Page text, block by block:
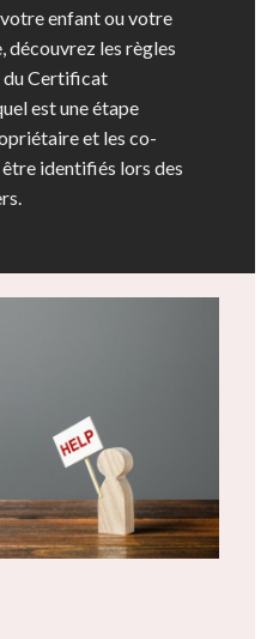
votre enfant ou votre
découvrez les règles
du Certificat
est une étape
et les co-
identifiés lors des